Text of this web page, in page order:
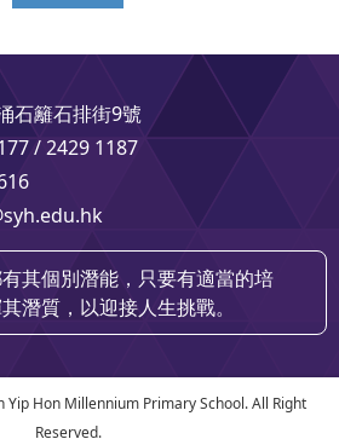
石籬石排街9號
/ 2429 1187
其個別潛能，只要有適當的培
潛質，以迎接人生挑戰。
Yip Hon Millennium Primary School. All Right
Reserved.